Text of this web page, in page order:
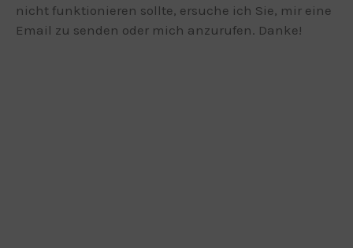
nicht funktionieren sollte, ersuche ich Sie, mir eine
Email zu senden oder mich anzurufen. Danke!